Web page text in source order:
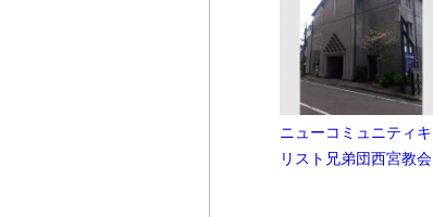
ニューコミュニティキ
リスト兄弟団西宮教会